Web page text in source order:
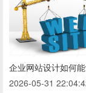
企业网站设计如何
2026-05-31